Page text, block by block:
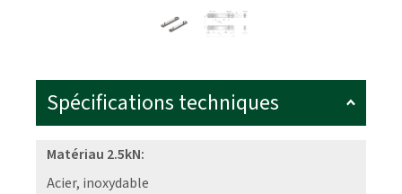
Spécifications techniques
Matériau 2.5kN:
Acier, inoxydable